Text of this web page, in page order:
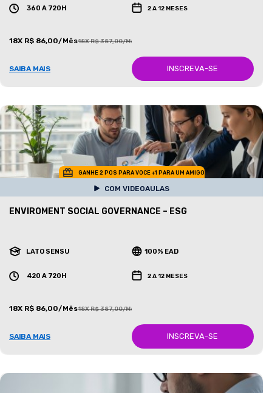
360 A 720H 2 A 12 MESES
18X R$ 86,00/Mês18X R$ 387,00/Mês
SAIBA MAIS INSCREVA-SE
GANHE 2 POS PARA VOCE +1 PARA UM AMIGO
COM VIDEOAULAS
ENVIROMENT SOCIAL GOVERNANCE – ESG
LATO SENSU 100% EAD
420 A 720H 2 A 12 MESES
18X R$ 86,00/Mês18X R$ 387,00/Mês
SAIBA MAIS INSCREVA-SE